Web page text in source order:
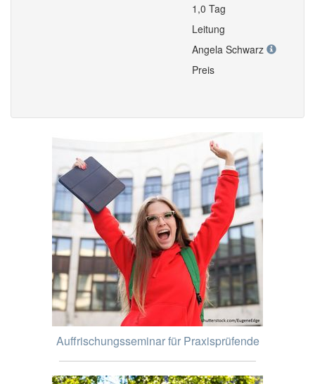
1,0 Tag
Leitung
Angela Schwarz
Preis
Auffrischungsseminar für Praxisprüfende